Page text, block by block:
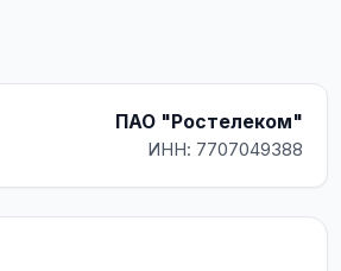
ПАО "Ростелеком"
ИНН: 7707049388